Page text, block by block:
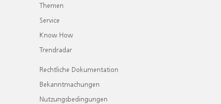
Themen
Service
Know How
Trendradar
Rechtliche Dokumentation
Bekanntmachungen
Nutzungsbedingungen